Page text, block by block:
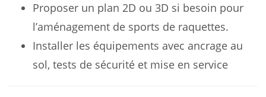
Proposer un plan 2D ou 3D si besoin pour
l’aménagement de sports de raquettes.
Installer les équipements avec ancrage au
sol, tests de sécurité et mise en service